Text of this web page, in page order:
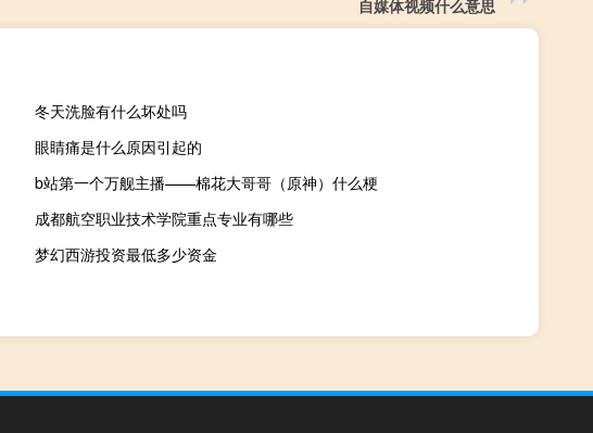
自媒体视频什么意思
冬天洗脸有什么坏处吗
眼睛痛是什么原因引起的
b站第一个万舰主播——棉花大哥哥（原神）什么梗
成都航空职业技术学院重点专业有哪些
梦幻西游投资最低多少资金